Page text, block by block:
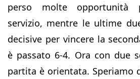
perso molte opportunità
servizio, mentre le ultime
decisive per vincere la
è passato 6-4. Ora con due
partita è orientata. Speriamo